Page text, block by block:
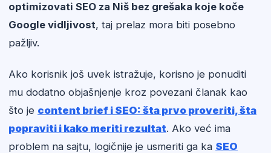
optimizovati SEO za Niš bez grešaka koje koče
Google vidljivost, taj prelaz mora biti posebno
pažljiv.
Ako korisnik još uvek istražuje, korisno je ponuditi
mu dodatno objašnjenje kroz povezani članak kao
što je content brief i SEO: šta prvo proveriti, šta
popraviti i kako meriti rezultat. Ako već ima
problem na sajtu, logičnije je usmeriti ga ka SEO